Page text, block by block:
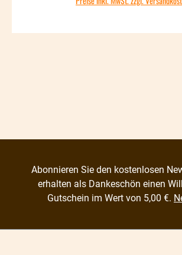
Abonnieren Sie den kostenlosen
erhalten als Dankeschön einen
Gutschein im Wert von 5,00 €.